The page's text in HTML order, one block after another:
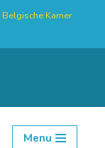
Belgische Kamer
Menu